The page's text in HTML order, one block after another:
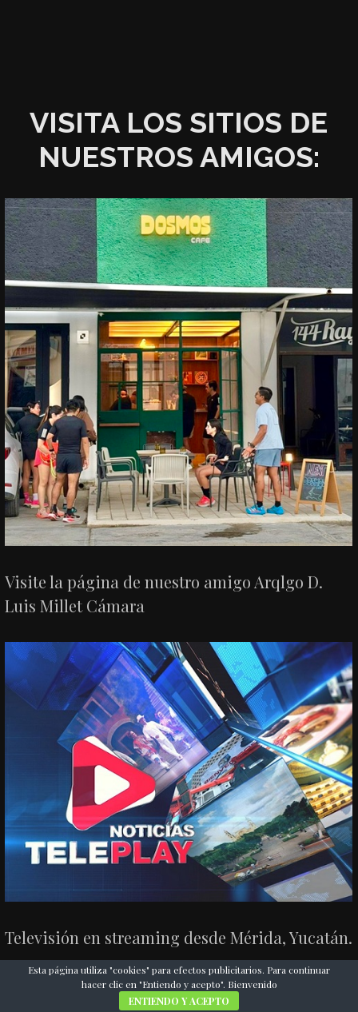
VISITA LOS SITIOS DE
NUESTROS AMIGOS:
Visite la página de nuestro amigo Arqlgo D.
Luis Millet Cámara
Televisión en streaming desde Mérida, Yucatán.
Esta página utiliza "cookies" para efectos publicitarios. Para continuar
hacer clic en "Entiendo y acepto". Bienvenido
ENTIENDO Y ACEPTO